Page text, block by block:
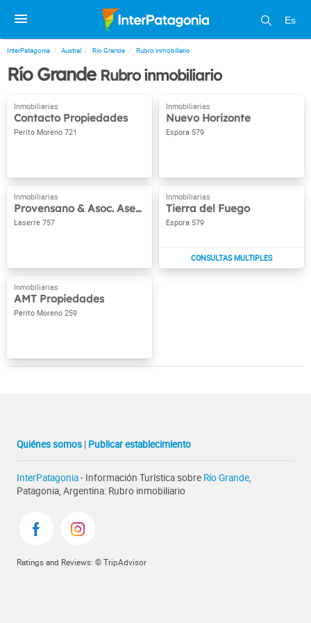
Es
InterPatagonia Austral Río Grande Rubro inmobiliario
Río Grande Rubro inmobiliario
Contacto Propiedades
Perito Moreno 721
Nuevo Horizonte
Espora 579
Provensano & Asoc. Asesores inmobiliarios
Laserre 757
Tierra del Fuego
Espora 579
AMT Propiedades
Perito Moreno 259
Quiénes somos | Publicar establecimiento
InterPatagonia- Información Turística sobre Río Grande,
Patagonia, Argentina: Rubro inmobiliario
Ratings and Reviews: © TripAdvisor